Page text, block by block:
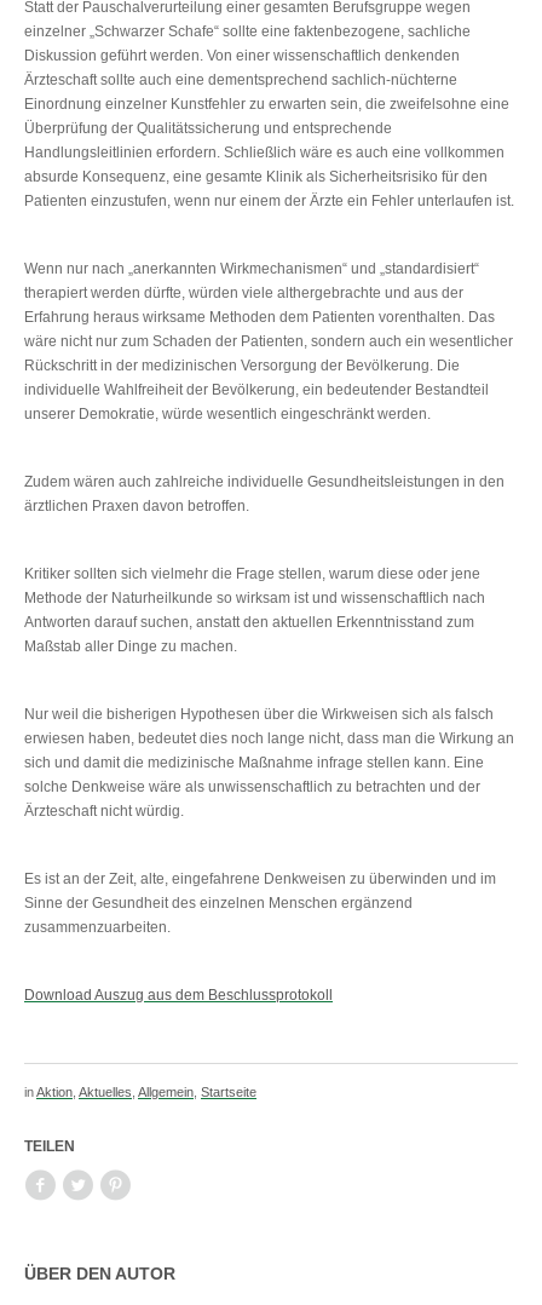
Statt der Pauschalverurteilung einer gesamten Berufsgruppe wegen
einzelner „Schwarzer Schafe“ sollte eine faktenbezogene, sachliche
Diskussion geführt werden. Von einer wissenschaftlich denkenden
Ärzteschaft sollte auch eine dementsprechend sachlich-nüchterne
Einordnung einzelner Kunstfehler zu erwarten sein, die zweifelsohne eine
Überprüfung der Qualitätssicherung und entsprechende
Handlungsleitlinien erfordern. Schließlich wäre es auch eine vollkommen
absurde Konsequenz, eine gesamte Klinik als Sicherheitsrisiko für den
Patienten einzustufen, wenn nur einem der Ärzte ein Fehler unterlaufen ist.
Wenn nur nach „anerkannten Wirkmechanismen“ und „standardisiert“
therapiert werden dürfte, würden viele althergebrachte und aus der
Erfahrung heraus wirksame Methoden dem Patienten vorenthalten. Das
wäre nicht nur zum Schaden der Patienten, sondern auch ein wesentlicher
Rückschritt in der medizinischen Versorgung der Bevölkerung. Die
individuelle Wahlfreiheit der Bevölkerung, ein bedeutender Bestandteil
unserer Demokratie, würde wesentlich eingeschränkt werden.
Zudem wären auch zahlreiche individuelle Gesundheitsleistungen in den
ärztlichen Praxen davon betroffen.
Kritiker sollten sich vielmehr die Frage stellen, warum diese oder jene
Methode der Naturheilkunde so wirksam ist und wissenschaftlich nach
Antworten darauf suchen, anstatt den aktuellen Erkenntnisstand zum
Maßstab aller Dinge zu machen.
Nur weil die bisherigen Hypothesen über die Wirkweisen sich als falsch
erwiesen haben, bedeutet dies noch lange nicht, dass man die Wirkung an
sich und damit die medizinische Maßnahme infrage stellen kann. Eine
solche Denkweise wäre als unwissenschaftlich zu betrachten und der
Ärzteschaft nicht würdig.
Es ist an der Zeit, alte, eingefahrene Denkweisen zu überwinden und im
Sinne der Gesundheit des einzelnen Menschen ergänzend
zusammenzuarbeiten.
Download Auszug aus dem Beschlussprotokoll
inAktion Aktuelles Allgemein Startseite
TEILEN
ÜBER DEN AUTOR